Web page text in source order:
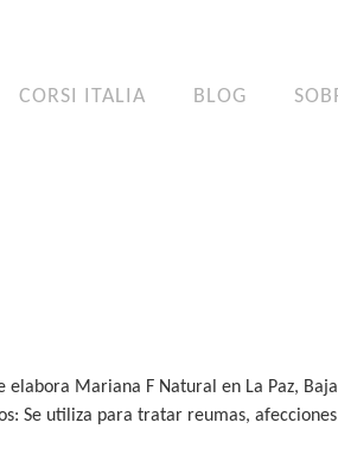
CORSI ITALIA BLOG
Mariana F Natural en La Paz,
Se utiliza para tratar reumas,